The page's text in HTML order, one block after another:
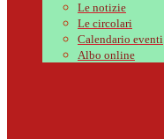
Le notizie
Le circolari
Calendario eventi
Albo online